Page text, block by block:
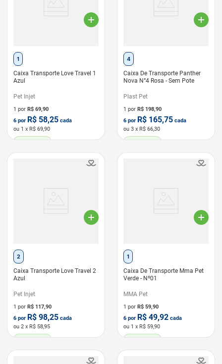
1
Caixa Transporte Love Travel 1
Azul
Pet Injet
1 por R$ 69,90
6 por R$ 58,25 cada
ou 1 x R$ 69,90
4
Caixa De Transporte Panther
Nova N°4 Rosa - Sem Pote
Plast Pet
1 por R$ 198,90
6 por R$ 165,75 cada
ou 3 x R$ 66,30
2
Caixa Transporte Love Travel 2
Azul
Pet Injet
1 por R$ 117,90
6 por R$ 98,25 cada
ou 2 x R$ 58,95
1
Caixa De Transporte Mma Pet
Verde - Nº01
MMA Pet
1 por R$ 59,90
6 por R$ 49,92 cada
ou 1 x R$ 59,90